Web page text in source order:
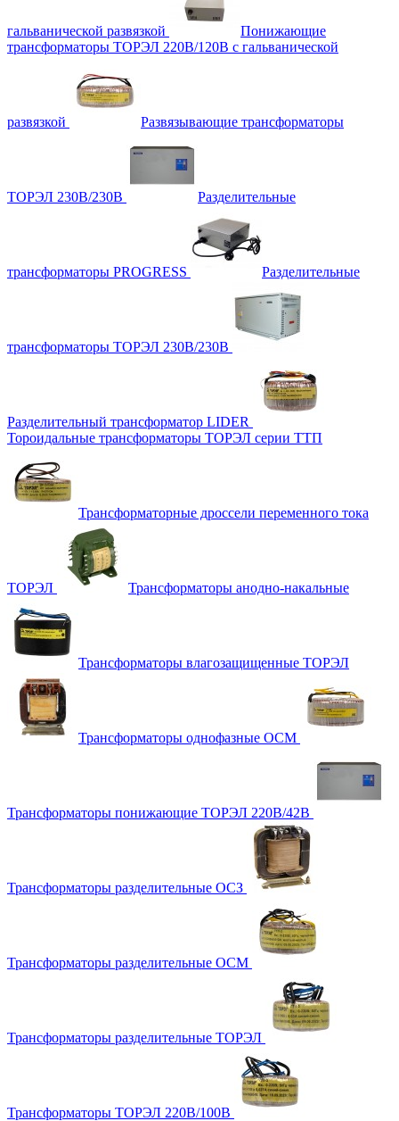
гальванической развязкой
Понижающие
трансформаторы ТОРЭЛ 220В/120В с гальванической
развязкой Развязывающие трансформаторы
ТОРЭЛ 230В/230В Разделительные
трансформаторы PROGRESS Разделительные
трансформаторы ТОРЭЛ 230В/230В
Разделительный трансформатор LIDER
Тороидальные трансформаторы ТОРЭЛ серии ТТП
Трансформаторные дроссели переменного тока
ТОРЭЛ Трансформаторы анодно-накальные
Трансформаторы влагозащищенные ТОРЭЛ
Трансформаторы однофазные ОСМ
Трансформаторы понижающие ТОРЭЛ 220В/42В
Трансформаторы разделительные ОСЗ
Трансформаторы разделительные ОСМ
Трансформаторы разделительные ТОРЭЛ
Трансформаторы ТОРЭЛ 220В/100В